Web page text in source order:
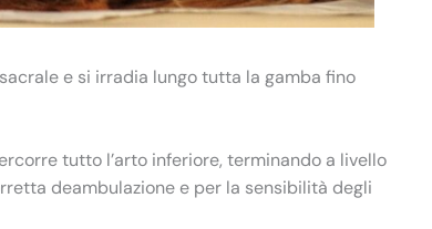
e si irradia lungo tutta la gamba fino
tutto l’arto inferiore, terminando a livello
deambulazione e per la sensibilità degli